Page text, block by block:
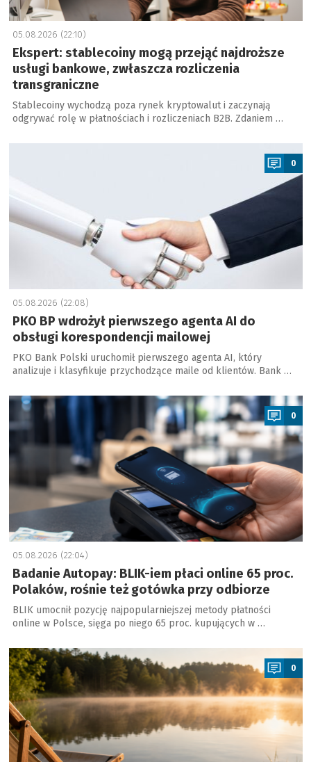
05.08.2026 (22:10)
Ekspert: stablecoiny mogą przejąć najdroższe
usługi bankowe, zwłaszcza rozliczenia
transgraniczne
Stablecoiny wychodzą poza rynek kryptowalut i zaczynają
odgrywać rolę w płatnościach i rozliczeniach B2B. Zdaniem …
a
0
05.08.2026 (22:08)
PKO BP wdrożył pierwszego agenta AI do
obsługi korespondencji mailowej
PKO Bank Polski uruchomił pierwszego agenta AI, który
analizuje i klasyfikuje przychodzące maile od klientów. Bank …
a
0
05.08.2026 (22:04)
Badanie Autopay: BLIK-iem płaci online 65 proc.
Polaków, rośnie też gotówka przy odbiorze
BLIK umocnił pozycję najpopularniejszej metody płatności
online w Polsce, sięga po niego 65 proc. kupujących w …
a
0